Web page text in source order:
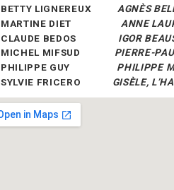
BETTY LIGNEREUX AGNÈS
MARTINE DIET ANNE
CLAUDE BEDOS IGOR
MICHEL MIFSUD PIERRE-
PHILIPPE GUY PHILIPPE
SYLVIE FRICERO GISÈLE,